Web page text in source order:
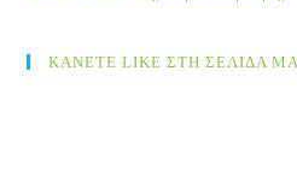
ΚΑΝΕΤΕ LIKE ΣΤΗ ΣΕΛΙΔΑ